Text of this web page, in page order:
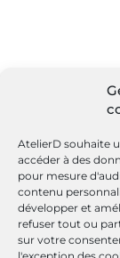
AtelierD souhaite
accéder à des
pour mesure
contenu
développer et
refuser tout ou
sur votre